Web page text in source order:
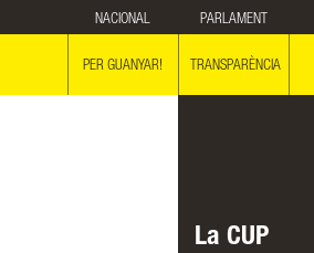
NACIONAL PARLAMENT
PER GUANYAR! TRANSPARÈNCIA
La CUP